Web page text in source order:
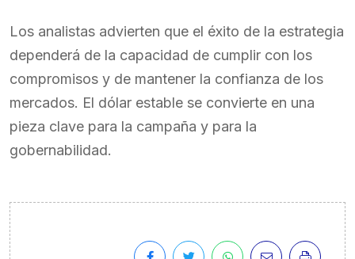
Los analistas advierten que el éxito de la estrategia
dependerá de la capacidad de cumplir con los
compromisos y de mantener la confianza de los
mercados. El dólar estable se convierte en una
pieza clave para la campaña y para la
gobernabilidad.